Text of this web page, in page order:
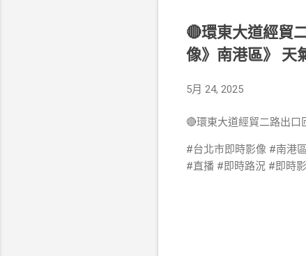
🔴環東大道經貿
像》南港區》 天
5月 24, 2025
🔴環東大道經貿二路出口
#台北市即時影像 #南港
#直播 #即時路況 #即時